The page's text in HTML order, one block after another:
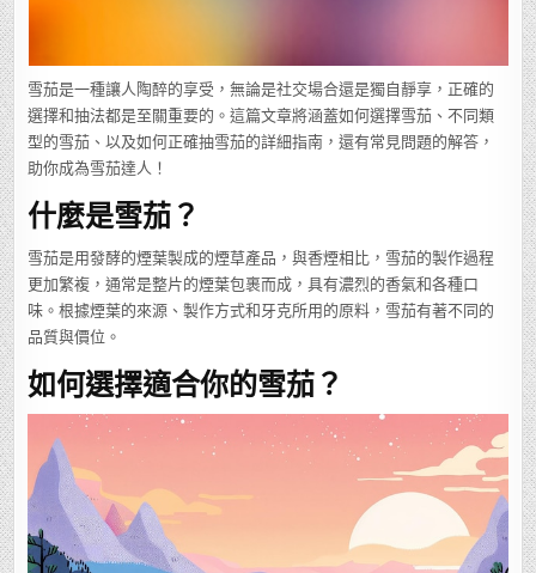
雪茄是一種讓人陶醉的享受，無論是社交場合還是獨自靜享，正確的
選擇和抽法都是至關重要的。這篇文章將涵蓋如何選擇雪茄、不同類
型的雪茄、以及如何正確抽雪茄的詳細指南，還有常見問題的解答，
助你成為雪茄達人！
什麼是雪茄？
雪茄是用發酵的煙葉製成的煙草產品，與香煙相比，雪茄的製作過程
更加繁複，通常是整片的煙葉包裹而成，具有濃烈的香氣和各種口
味。根據煙葉的來源、製作方式和牙克所用的原料，雪茄有著不同的
品質與價位。
如何選擇適合你的雪茄？